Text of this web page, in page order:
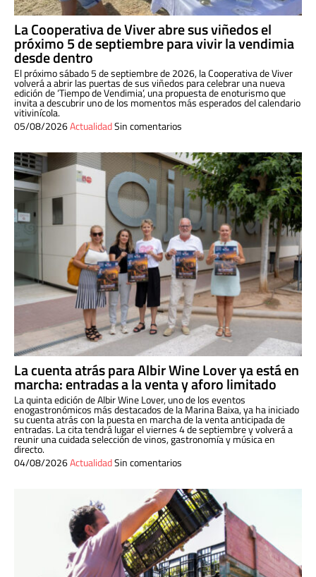
La Cooperativa de Viver abre sus viñedos el
próximo 5 de septiembre para vivir la vendimia
desde dentro
El próximo sábado 5 de septiembre de 2026, la Cooperativa de Viver
volverá a abrir las puertas de sus viñedos para celebrar una nueva
edición de ‘Tiempo de Vendimia’, una propuesta de enoturismo que
invita a descubrir uno de los momentos más esperados del calendario
vitivinícola.
05/08/2026ActualidadSin comentarios
La cuenta atrás para Albir Wine Lover ya está en
marcha: entradas a la venta y aforo limitado
La quinta edición de Albir Wine Lover, uno de los eventos
enogastronómicos más destacados de la Marina Baixa, ya ha iniciado
su cuenta atrás con la puesta en marcha de la venta anticipada de
entradas. La cita tendrá lugar el viernes 4 de septiembre y volverá a
reunir una cuidada selección de vinos, gastronomía y música en
directo.
04/08/2026ActualidadSin comentarios